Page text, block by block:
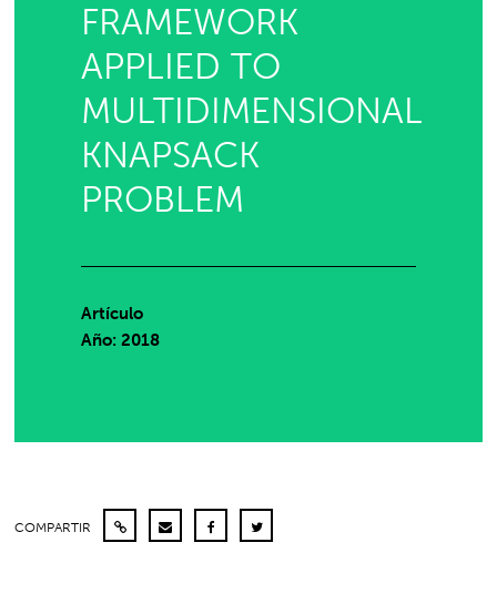
FRAMEWORK
APPLIED TO
MULTIDIMENSIONAL
KNAPSACK
PROBLEM
Artículo
Año: 2018
COMPARTIR